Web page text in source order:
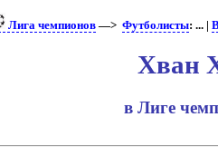
Лига чемпионов—> Футболисты: ... |
Хван
в Лиге